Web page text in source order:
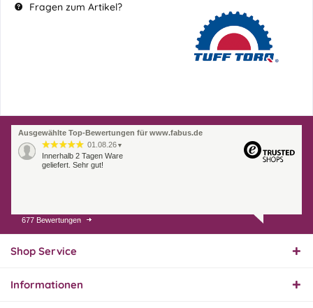
Fragen zum Artikel?
Ausgewählte Top-Bewertungen für www.fabus.de
01.08.26 ▼
Innerhalb 2 Tagen Ware
geliefert. Sehr gut!
31.07.26
Super schnelle Lieferung,
hervorragend. Gerne
677 Bewertungen
Shop Service
Informationen